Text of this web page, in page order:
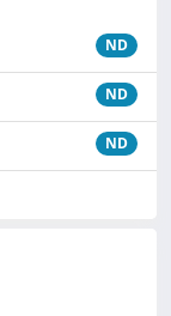
ND
ND
ND